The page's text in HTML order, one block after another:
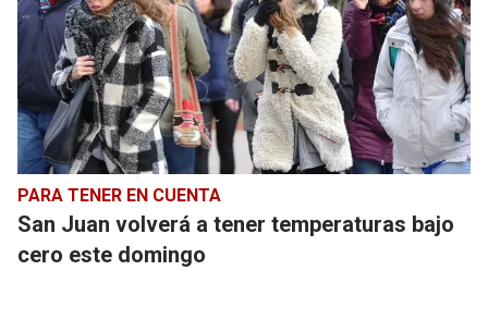
PARA TENER EN CUENTA
San Juan volverá a tener temperaturas bajo
cero este domingo